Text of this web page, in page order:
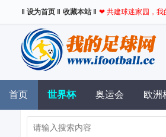
‖ 设为首页 ‖ 收藏本站 ‖ ❤ 共建球迷家园，我
首页 世界杯 奥运会 欧洲